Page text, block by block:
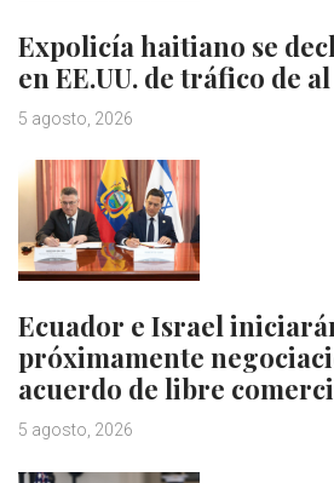
Expolicía haitiano se
en EE.UU. de tráfico de
5 agosto, 2026
Ecuador e Israel
próximamente
acuerdo de libre
5 agosto, 2026